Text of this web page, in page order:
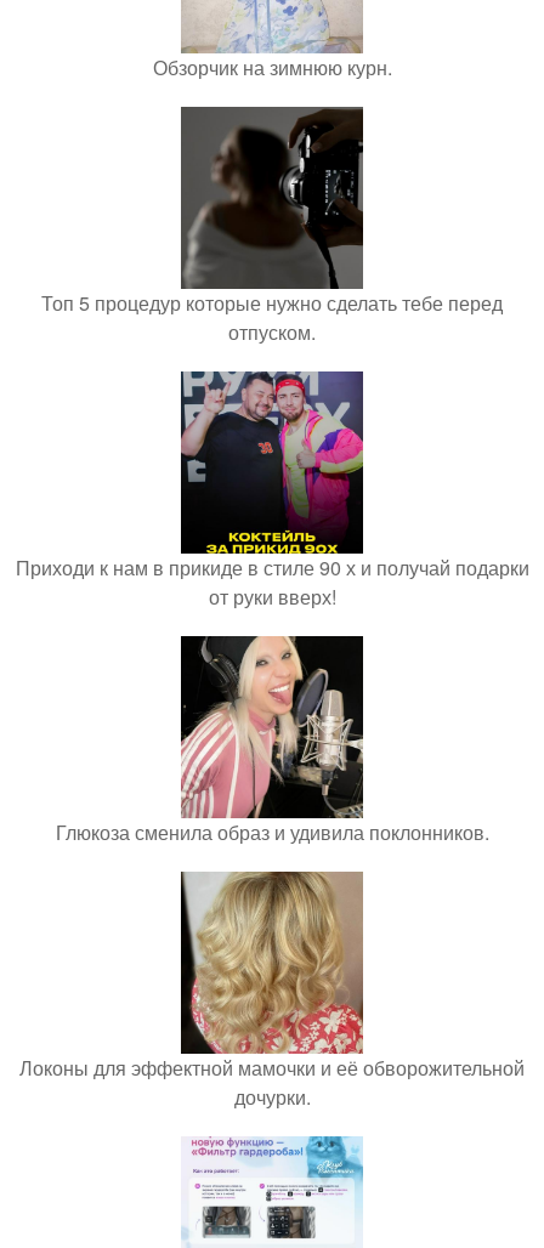
Обзорчик на зимнюю курн.
Топ 5 процедур которые нужно сделать тебе перед
отпуском.
Приходи к нам в прикиде в стиле 90 х и получай подарки
от руки вверх!
Глюкоза сменила образ и удивила поклонников.
Локоны для эффектной мамочки и её обворожительной
дочурки.